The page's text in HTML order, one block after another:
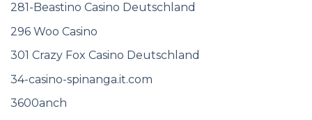
281-Beastino Casino Deutschland
296 Woo Casino
301 Crazy Fox Casino Deutschland
34-casino-spinanga.it.com
3600anch